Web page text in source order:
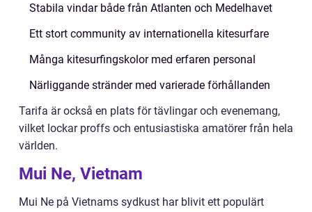
Stabila vindar både från Atlanten och Medelhavet
Ett stort community av internationella kitesurfare
Många kitesurfingskolor med erfaren personal
Närliggande stränder med varierade förhållanden
Tarifa är också en plats för tävlingar och evenemang,
vilket lockar proffs och entusiastiska amatörer från hela
världen.
Mui Ne, Vietnam
Mui Ne på Vietnams sydkust har blivit ett populärt